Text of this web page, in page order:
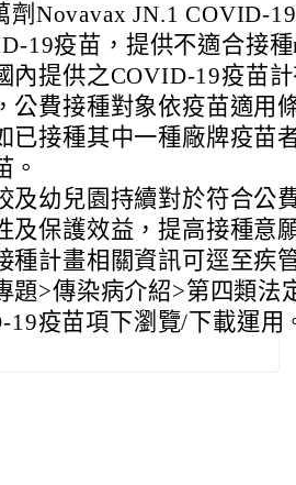
劑Novavax JN.1 COVID-
19疫苗，提供不適合接
內提供之COVID-19疫苗
公費接種對象依疫苗適用
已接種其中一種廠牌疫苗
。
及幼兒園持續對於符合公
及保護效益，提高接種意
種計畫相關資訊可逕至疾
題>傳染病介紹>第四類法
19疫苗項下瀏覽/下載運用